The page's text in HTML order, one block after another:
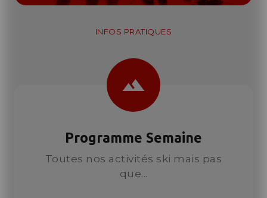
INFOS PRATIQUES
landscape
Programme Semaine
Toutes nos activités ski mais pas
que...